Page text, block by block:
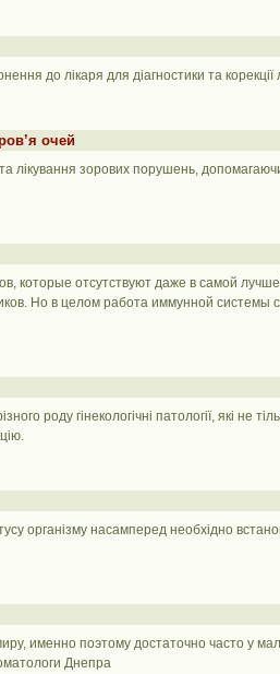
до лікаря для діагностики та корекції
очей
лікування зорових порушень,
которые отсутствуют даже в самой
Но в целом работа иммунной
роду гінекологічні патології, які не
організму насамперед необхідно
именно поэтому достаточно часто у
Днепра